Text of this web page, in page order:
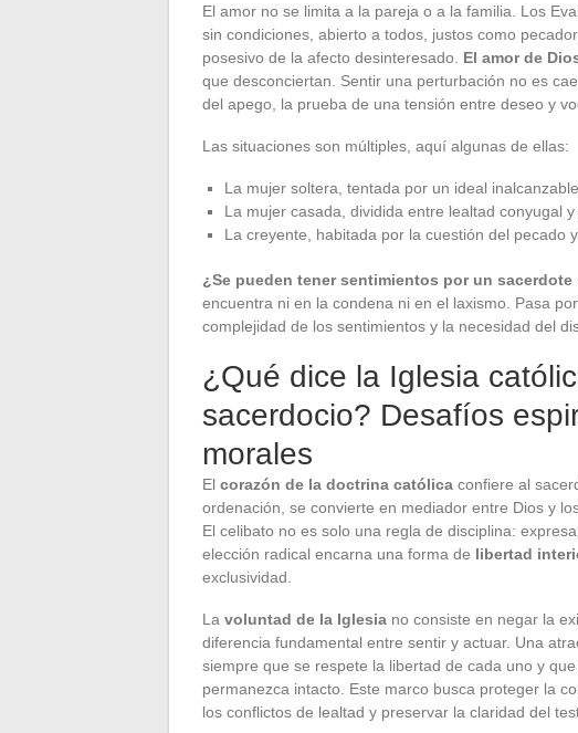
El amor no se limita a la pareja o a la familia. Los
sin condiciones, abierto a todos, justos como
posesivo de la afecto desinteresado. El amor de
que desconciertan. Sentir una perturbación no es
del apego, la prueba de una tensión entre deseo y
Las situaciones son múltiples, aquí algunas de ellas:
La mujer soltera, tentada por un ideal inalcanzable.
La mujer casada, dividida entre lealtad conyugal
La creyente, habitada por la cuestión del pecado
¿Se pueden tener sentimientos por un
encuentra ni en la condena ni en el laxismo. Pasa
complejidad de los sentimientos y la necesidad del
¿Qué dice la Iglesia
sacerdocio? Desafíos
morales
El corazón de la doctrina católica confiere al
ordenación, se convierte en mediador entre Dios y
El celibato no es solo una regla de disciplina:
elección radical encarna una forma de libertad
exclusividad.
La voluntad de la Iglesia no consiste en negar la
diferencia fundamental entre sentir y actuar. Una
siempre que se respete la libertad de cada uno y
permanezca intacto. Este marco busca proteger la
los conflictos de lealtad y preservar la claridad del